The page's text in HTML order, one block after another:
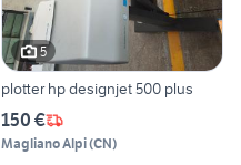
5
plotter hp designjet 500 plus
150 €
Magliano Alpi(CN)